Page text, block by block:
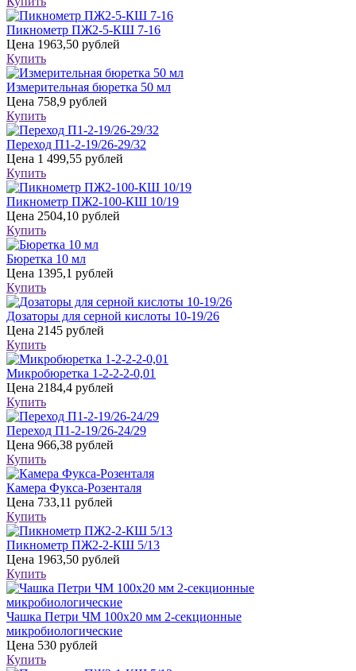
Пикнометр ПЖ2-5-КШ 7-16
Цена 1963,50 рублей
Купить
Измерительная бюретка 50 мл
Цена 758,9 рублей
Купить
Переход П1-2-19/26-29/32
Цена 1 499,55 рублей
Купить
Пикнометр ПЖ2-100-КШ 10/19
Цена 2504,10 рублей
Купить
Бюретка 10 мл
Цена 1395,1 рублей
Купить
Дозаторы для серной кислоты 10-19/26
Цена 2145 рублей
Купить
Микробюретка 1-2-2-2-0,01
Цена 2184,4 рублей
Купить
Переход П1-2-19/26-24/29
Цена 966,38 рублей
Купить
Камера Фукса-Розенталя
Цена 733,11 рублей
Купить
Пикнометр ПЖ2-2-КШ 5/13
Цена 1963,50 рублей
Купить
Чашка Петри ЧМ 100х20 мм 2-секционные
микробиологические
Цена 530 рублей
Купить